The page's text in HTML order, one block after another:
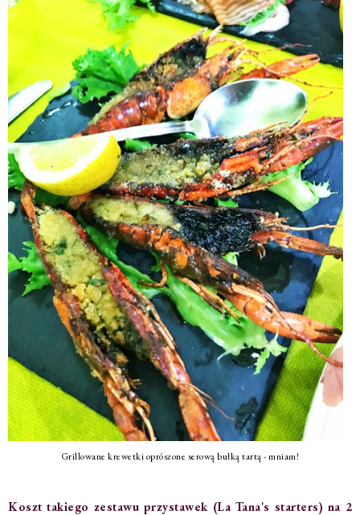
Grillowane krewetki oprószone serową bułką tartą - mniam!
Koszt takiego zestawu przystawek (La Tana's starters) na 2